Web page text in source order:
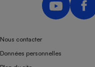
Nous contacter
Données personnelles